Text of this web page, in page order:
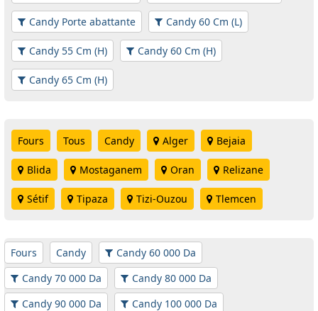
Candy Porte abattante Candy 60 Cm (L)
Candy 55 Cm (H) Candy 60 Cm (H)
Candy 65 Cm (H)
Fours Tous Candy Alger Bejaia
Blida Mostaganem Oran Relizane
Sétif Tipaza Tizi-Ouzou Tlemcen
Fours Candy
Candy 60 000 Da
Candy 70 000 Da
Candy 80 000 Da
Candy 90 000 Da
Candy 100 000 Da